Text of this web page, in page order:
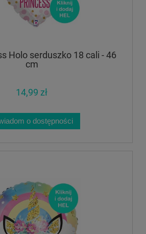
Holo serduszko 18 cali - 46
cm
14,99 zł
o dostępności